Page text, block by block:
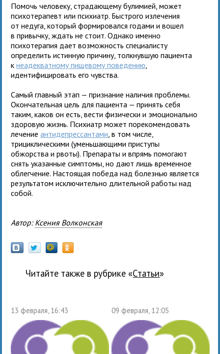
Помочь человеку, страдающему булимией, может
психотерапевт или психиатр. Быстрого излечения
от недуга, который формировался годами и вошел
в привычку, ждать не стоит. Однако именно
психотерапия дает возможность специалисту
определить истинную причину, толкнувшую пациента
кнеадекватному пищевому поведению
идентифицировать его чувства.
Самый главный этап — признание наличия проблемы.
Окончательная цель для пациента — принять себя
таким, каков он есть, вести физически и эмоционально
здоровую жизнь. Психиатр может порекомендовать
лечениеантидепрессантами , в том числе,
трициклическими (уменьшающими приступы
обжорства и рвоты). Препараты и впрямь помогают
снять указанные симптомы, но дают лишь временное
облегчение. Настоящая победа над болезнью является
результатом исключительно длительной работы над
собой.
Автор: Ксения Волконская
Читайте также в рубрике « Статьи»
13 февраля, 16:43 09 февраля, 12:05